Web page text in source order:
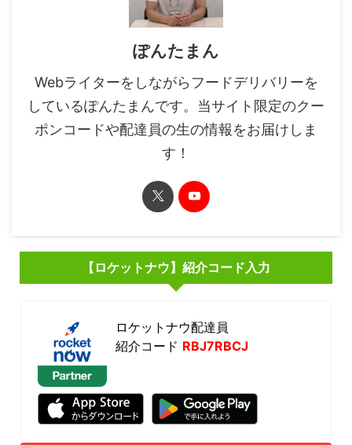
ぽんたまん
Webライターをしながらフードデリバリーを
しているぽんたまんです。当サイト限定のクー
ポンコードや配達員の生の情報をお届けしま
す！
【ロケットナウ】紹介コード入力
ロケットナウ配達員
紹介コード RBJ7RBCJ